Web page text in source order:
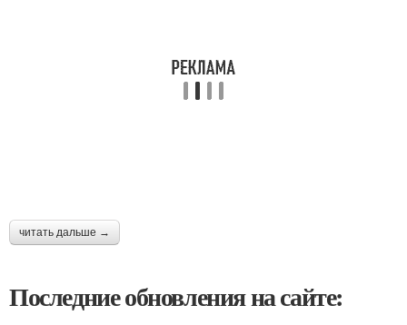
читать дальше →
Последние обновления на сайте: